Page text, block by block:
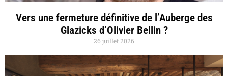
Vers une fermeture définitive de l’Auberge des
Glazicks d’Olivier Bellin ?
26 juillet 2026